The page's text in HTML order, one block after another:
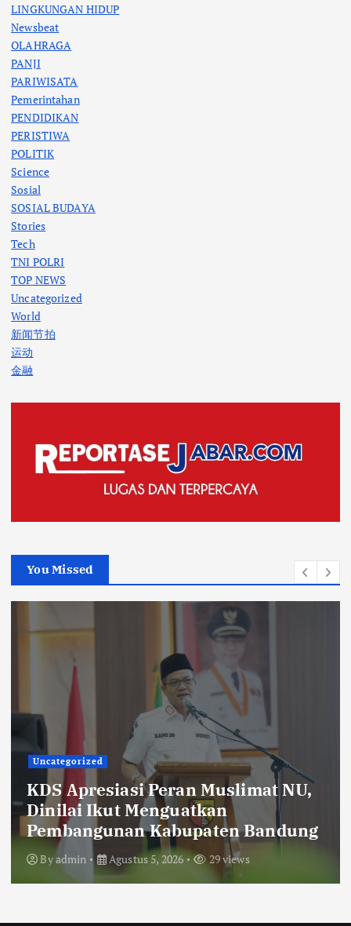
LINGKUNGAN HIDUP
Newsbeat
OLAHRAGA
PANJI
PARIWISATA
Pemerintahan
PENDIDIKAN
PERISTIWA
POLITIK
Science
Sosial
SOSIAL BUDAYA
Stories
Tech
TNI POLRI
TOP NEWS
Uncategorized
World
新闻节拍
运动
金融
You Missed
Uncategorized
KDS Sambut Kunjungan Kepala Staf
Kepresidenan, Sekolah Rakyat
Terintegrasi 4 Kabupaten Bandung
Resmi Gelar MPLS
Byadmin Agustus 5, 2026 26 views